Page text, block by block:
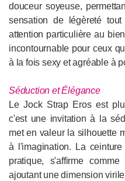
douceur soyeuse,
sensation de légèreté
attention particulière au
incontournable pour ceux
à la fois sexy et agréable à
Séduction et Élégance
Le Jock Strap Eros est
c'est une invitation à la
met en valeur la silhouette
à l'imagination. La
pratique, s'affirme
ajoutant une dimension